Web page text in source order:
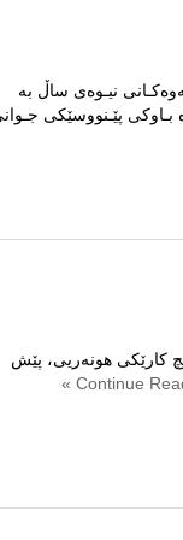
نیـوەی ساڵ بە
بـاوکی پێـنووسێکی
كارێكی هونه‌ریی، پێش